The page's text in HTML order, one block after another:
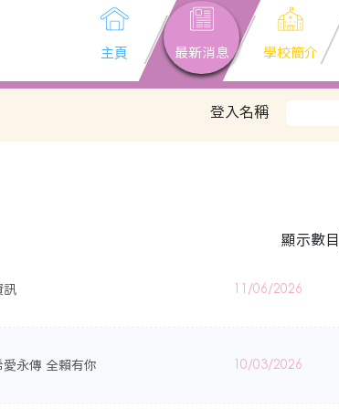
主頁 最新消息 學校簡介
登入名稱
顯示數目
訊 11/06/2026
永傳 全賴有你 10/03/2026